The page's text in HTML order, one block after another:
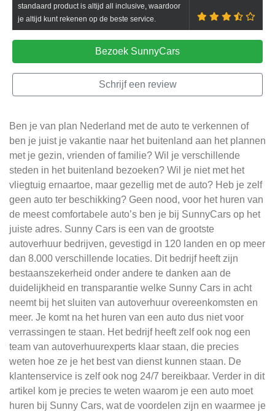
standaard product is altijd all inclusive, waardoor
je altijd kunt rekenen op de beste service.
Bezoek SunnyCars
Schrijf een review
Ben je van plan Nederland met de auto te verkennen of
ben je juist je vakantie naar het buitenland aan het plannen
met je gezin, vrienden of familie? Wil je verschillende
steden in het buitenland bezoeken? Wil je niet met het
vliegtuig ernaartoe, maar gezellig met de auto? Heb je zelf
geen auto ter beschikking? Geen nood, voor het huren van
de meest comfortabele auto’s ben je bij SunnyCars op het
juiste adres. Sunny Cars is een van de grootste
autoverhuur bedrijven, gevestigd in 120 landen en op meer
dan 8.000 verschillende locaties. Dit bedrijf heeft zijn
bestaanszekerheid onder andere te danken aan de
duidelijkheid en transparantie welke Sunny Cars in acht
neemt bij het sluiten van autoverhuur overeenkomsten en
meer. Je komt na het huren van een auto dus niet voor
verrassingen te staan. Het bedrijf heeft zelf ook nog een
team van autoverhuurexperts klaar staan, die precies
weten hoe ze je het best van dienst kunnen staan. De
klantenservice is zelf ook nog 24/7 bereikbaar. Verder in dit
artikel kom je precies te weten waarom je een auto moet
huren bij Sunny Cars, wat de voordelen zijn en waarmee je